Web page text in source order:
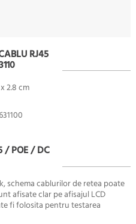
RJ45
2.8 cm
/ POE / DC
schema cablurilor de retea poate
afisate clar pe afisajul LCD
fi folosita pentru testarea